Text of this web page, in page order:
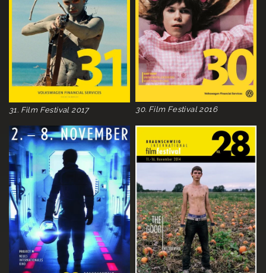
31. Film Festival 2017 30. Film Festival 2016